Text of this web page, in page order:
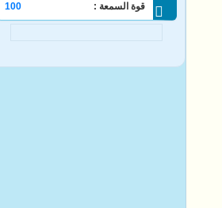
قوة السمعة : 100